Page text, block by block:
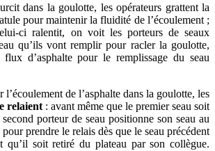
dans la goulotte, les opérateurs grattent la
pour maintenir la fluidité de l’écoulement ;
ci ralentit, on voit les porteurs de seaux
qu’ils vont remplir pour racler la goulotte,
flux d’asphalte pour le remplissage du seau
l’écoulement de l’asphalte dans la goulotte, les
relaient : avant même que le premier seau soit
porteur de seau positionne son seau au
prendre le relais dès que le seau précédent
qu’il soit retiré du plateau par son collègue.